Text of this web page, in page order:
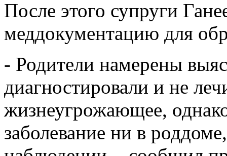
После этого супруги
меддокументацию для
- Родители намерены
диагностировали и не
жизнеугрожающее,
заболевание ни в